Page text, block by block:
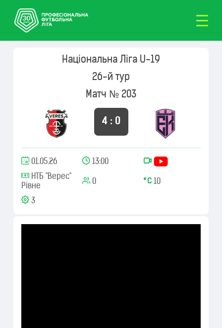
Національна Ліга U-19
26-й тур
Матч № 203
4 : 0
01.05.26
13:00
НТБ "Верес"
Рівне
0 10
3